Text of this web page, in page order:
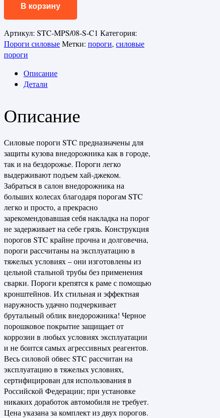
В корзину
Артикул: STC-MPS/08-S-C1 Категория:
Пороги силовыеМетки: пороги, силовые
пороги
Описание
Детали
Описание
Силовые пороги STC предназначены для
защиты кузова внедорожника как в городе,
так и на бездорожье. Пороги легко
выдерживают подъем хай-джеком.
Забраться в салон внедорожника на
больших колесах благодаря порогам STC
легко и просто, а прекрасно
зарекомендовавшая себя накладка на порог
не задерживает на себе грязь. Конструкция
порогов STC крайне прочна и долговечна,
пороги рассчитаны на эксплуатацию в
тяжелых условиях – они изготовлены из
цельной стальной трубы без применения
сварки. Пороги крепятся к раме с помощью
кронштейнов. Их стильная и эффектная
наружность удачно подчеркивает
брутальный облик внедорожника! Черное
порошковое покрытие защищает от
коррозии в любых условиях эксплуатации
и не боится самых агрессивных реагентов.
Весь силовой обвес STC рассчитан на
эксплуатацию в тяжелых условиях,
сертифицирован для использования в
Российской Федерации; при установке
никаких доработок автомобиля не требует.
Цена указана за комплект из двух порогов.